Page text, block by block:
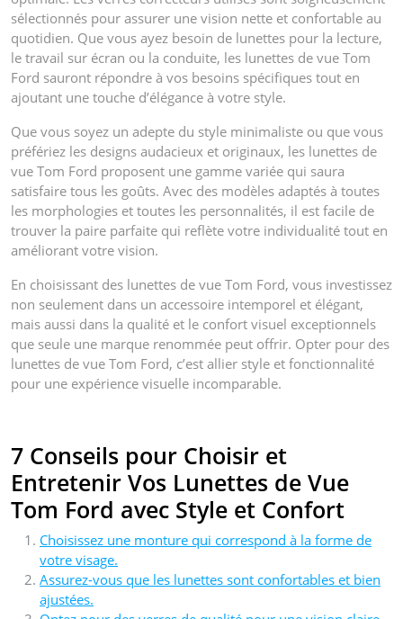
sélectionnés pour assurer une vision nette et confortable au
quotidien. Que vous ayez besoin de lunettes pour la lecture,
le travail sur écran ou la conduite, les lunettes de vue Tom
Ford sauront répondre à vos besoins spécifiques tout en
ajoutant une touche d’élégance à votre style.
Que vous soyez un adepte du style minimaliste ou que vous
préfériez les designs audacieux et originaux, les lunettes de
vue Tom Ford proposent une gamme variée qui saura
satisfaire tous les goûts. Avec des modèles adaptés à toutes
les morphologies et toutes les personnalités, il est facile de
trouver la paire parfaite qui reflète votre individualité tout en
améliorant votre vision.
En choisissant des lunettes de vue Tom Ford, vous investissez
non seulement dans un accessoire intemporel et élégant,
mais aussi dans la qualité et le confort visuel exceptionnels
que seule une marque renommée peut offrir. Opter pour des
lunettes de vue Tom Ford, c’est allier style et fonctionnalité
pour une expérience visuelle incomparable.
7 Conseils pour Choisir et
Entretenir Vos Lunettes de Vue
Tom Ford avec Style et Confort
Choisissez une monture qui correspond à la forme de
votre visage.
Assurez-vous que les lunettes sont confortables et bien
ajustées.